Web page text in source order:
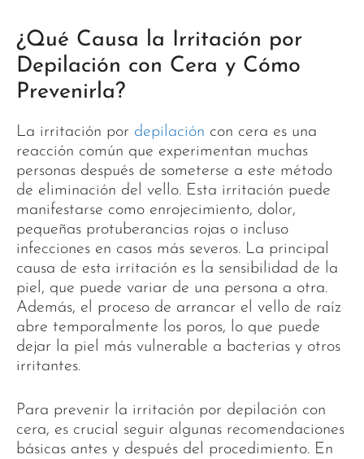
¿Qué Causa la Irritación por
Depilación con Cera y Cómo
Prevenirla?
La irritación por depilación con cera es una
reacción común que experimentan muchas
personas después de someterse a este método
de eliminación del vello. Esta irritación puede
manifestarse como enrojecimiento, dolor,
pequeñas protuberancias rojas o incluso
infecciones en casos más severos. La principal
causa de esta irritación es la sensibilidad de la
piel, que puede variar de una persona a otra.
Además, el proceso de arrancar el vello de raíz
abre temporalmente los poros, lo que puede
dejar la piel más vulnerable a bacterias y otros
irritantes.
Para prevenir la irritación por depilación con
cera, es crucial seguir algunas recomendaciones
básicas antes y después del procedimiento. En